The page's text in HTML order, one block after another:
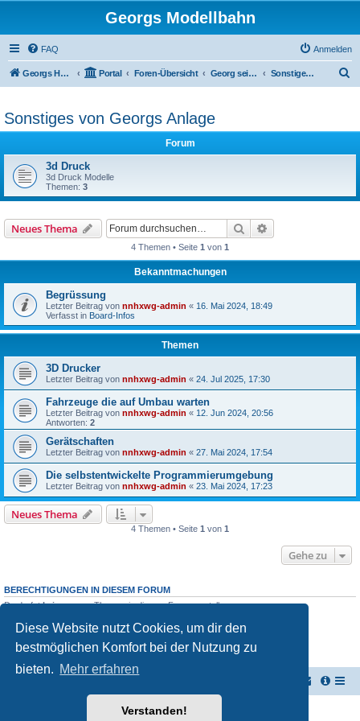
Diese Website nutzt Cookies, um dir den
bestmöglichen Komfort bei der Nutzung zu
bieten. Mehr erfahren
Verstanden!
Georgs Modellbahn
FAQ Anmelden
Georgs Homepage Portal Foren-Übersicht Georg seine umgebauten Fahrzeuge und Anlage Sonstiges von Georgs Anlage
h
Sonstiges von Georgs Anlage
Forum
3d Druck
3d Druck Modelle
Themen: 3
Neues Thema Suche
4 Themen • Seite 1 von 1
Bekanntmachungen
Begrüssung
Letzter Beitrag von nnhxwg-admin « 16. Mai 2024, 18:49
Verfasst in Board-Infos
Themen
3D Drucker
Letzter Beitrag von nnhxwg-admin « 24. Jul 2025, 17:30
Fahrzeuge die auf Umbau warten
Letzter Beitrag von nnhxwg-admin « 12. Jun 2024, 20:56
Antworten: 2
Gerätschaften
Letzter Beitrag von nnhxwg-admin « 27. Mai 2024, 17:54
Die selbstentwickelte Programmierumgebung
Letzter Beitrag von nnhxwg-admin « 23. Mai 2024, 17:23
Neues Thema
4 Themen • Seite 1 von 1
Gehe zu
BERECHTIGUNGEN IN DIESEM FORUM
Du darfstkeineneuen Themen in diesem Forum erstellen.
Du darfst deine Beiträge in diesem Forumnicht ändern.
Du darfst keineDateianhänge in diesem Forum erstellen.
Powered byphpBB® Forum Software © phpBB Limited